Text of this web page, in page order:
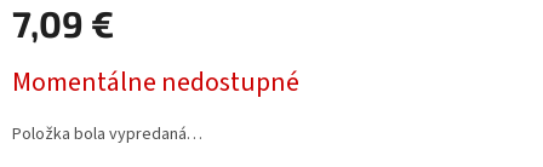
7,09 €
cena:
Momentálne nedostupné
Položka bola vypredaná…